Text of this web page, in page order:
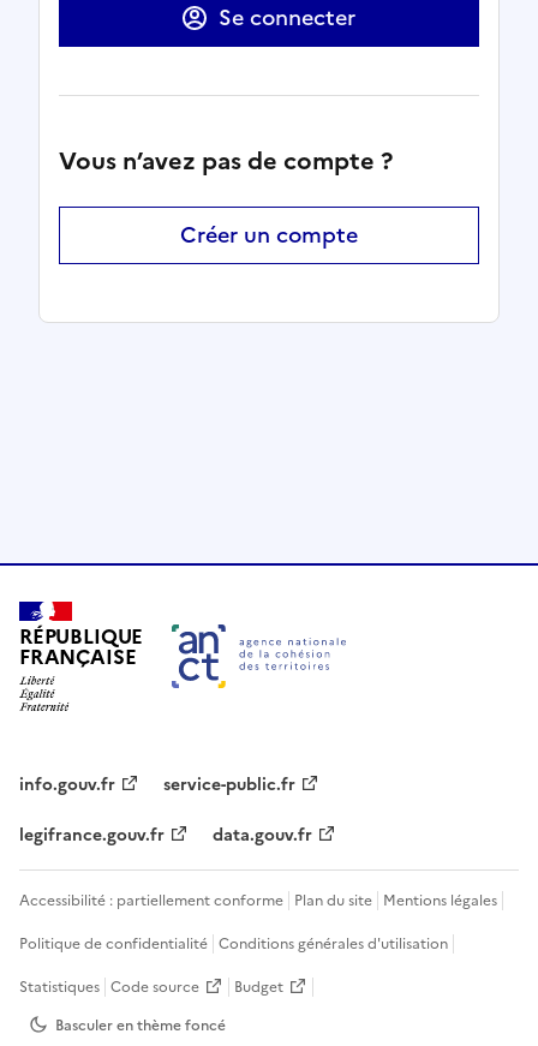
Se connecter
Vous n’avez pas de compte ?
Créer un compte
RÉPUBLIQUE
FRANÇAISE
info.gouv.fr
service-public.fr
legifrance.gouv.fr
data.gouv.fr
Accessibilité : partiellement conforme Plan du site Mentions légales
Politique de confidentialité Conditions générales d'utilisation
Statistiques Code source
Budget
Basculer en thèmefoncé